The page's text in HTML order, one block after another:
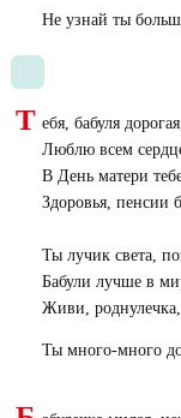
Не узнай ты
Т ебя, бабуля
Люблю всем
В День матери
Здоровья, пенсии
Ты лучик света,
Бабули лучше в
Живи, роднулечка,
Ты много-много